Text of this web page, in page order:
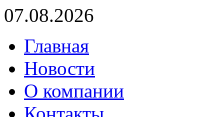
07.08.2026
Главная
Новости
О компании